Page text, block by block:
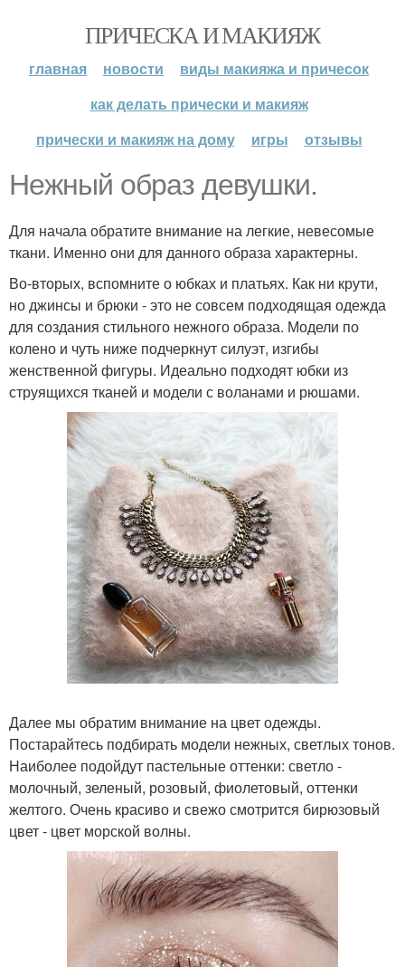
ПРИЧЕСКА И МАКИЯЖ
главная новости
виды макияжа и причесок
как делать прически и макияж
прически и макияж на дому
игры отзывы
Нежный образ девушки.
Для начала обратите внимание на легкие, невесомые
ткани. Именно они для данного образа характерны.
Во-вторых, вспомните о юбках и платьях. Как ни крути,
но джинсы и брюки - это не совсем подходящая одежда
для создания стильного нежного образа. Модели по
колено и чуть ниже подчеркнут силуэт, изгибы
женственной фигуры. Идеально подходят юбки из
струящихся тканей и модели с воланами и рюшами.
Далее мы обратим внимание на цвет одежды.
Постарайтесь подбирать модели нежных, светлых тонов.
Наиболее подойдут пастельные оттенки: светло -
молочный, зеленый, розовый, фиолетовый, оттенки
желтого. Очень красиво и свежо смотрится бирюзовый
цвет - цвет морской волны.